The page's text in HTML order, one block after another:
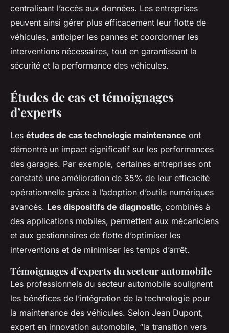
centralisant l’accès aux données. Les entreprises
peuvent ainsi gérer plus efficacement leur flotte de
véhicules, anticiper les pannes et coordonner les
interventions nécessaires, tout en garantissant la
sécurité et la performance des véhicules.
Études de cas et témoignages
d’experts
Les études de cas technologie maintenance ont
démontré un impact significatif sur les performances
des garages. Par exemple, certaines entreprises ont
constaté une amélioration de 35% de leur efficacité
opérationnelle grâce à l’adoption d’outils numériques
avancés. Les dispositifs de diagnostic, combinés à
des applications mobiles, permettent aux mécaniciens
et aux gestionnaires de flotte d’optimiser les
interventions et de minimiser les temps d’arrêt.
Témoignages d’experts du secteur automobile
Les professionnels du secteur automobile soulignent
les bénéfices de l’intégration de la technologie pour
la maintenance des véhicules. Selon Jean Dupont,
expert en innovation automobile, “la transition vers